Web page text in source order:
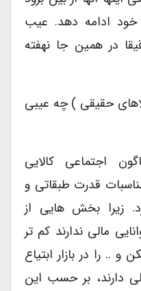
ادامه دهد. عیب
در همین جا نهفته
حقیقی ) چه عیبی
اجتماعی کالایی
قدرت طبقاتی و
زیرا بخش هایی از
مالی ندارند کم تر
.. را در بازار ابتیاع
دارند، بر حسب این